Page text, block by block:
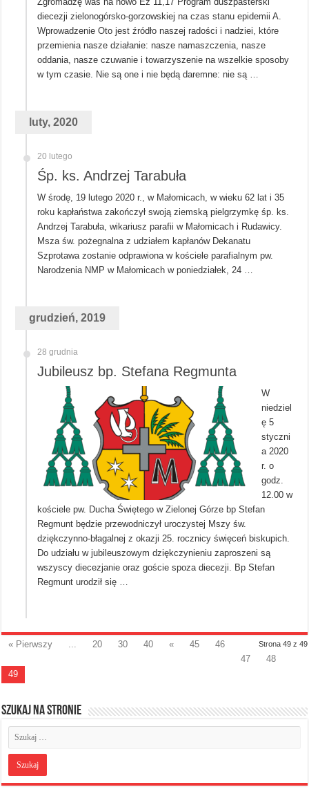
diecezji zielonogórsko-gorzowskiej na czas stanu epidemii A.
Wprowadzenie Oto jest źródło naszej radości i nadziei, które
przemienia nasze działanie: nasze namaszczenia, nasze
oddania, nasze czuwanie i towarzyszenie na wszelkie sposoby
w tym czasie. Nie są one i nie będą daremne: nie są …
luty, 2020
20 lutego
Śp. ks. Andrzej Tarabuła
W środę, 19 lutego 2020 r., w Małomicach, w wieku 62 lat i 35
roku kapłaństwa zakończył swoją ziemską pielgrzymkę śp. ks.
Andrzej Tarabuła, wikariusz parafii w Małomicach i Rudawicy.
Msza św. pożegnalna z udziałem kapłanów Dekanatu
Szprotawa zostanie odprawiona w kościele parafialnym pw.
Narodzenia NMP w Małomicach w poniedziałek, 24 …
grudzień, 2019
28 grudnia
Jubileusz bp. Stefana Regmunta
W
niedziel
ę 5
styczni
a 2020
r. o
godz.
12.00 w
kościele pw. Ducha Świętego w Zielonej Górze bp Stefan
Regmunt będzie przewodniczył uroczystej Mszy św.
dziękczynno-błagalnej z okazji 25. rocznicy święceń biskupich.
Do udziału w jubileuszowym dziękczynieniu zaproszeni są
wszyscy diecezjanie oraz goście spoza diecezji. Bp Stefan
Regmunt urodził się …
Strona 49 z 49
« Pierwszy 20 30 40 « 45
46
47
48
49
Szukaj na stronie